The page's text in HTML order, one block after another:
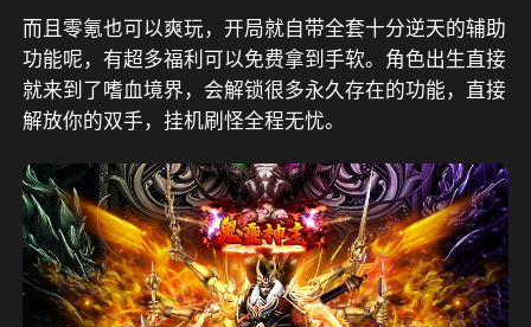
而且零氪也可以爽玩，开局就自带全套十分逆天的辅助
功能呢，有超多福利可以免费拿到手软。角色出生直接
就来到了嗜血境界，会解锁很多永久存在的功能，直接
解放你的双手，挂机刷怪全程无忧。